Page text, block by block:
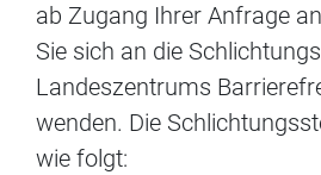
ab Zugang Ihrer Anfrage
Sie sich an die
Landeszentrums
wenden. Die
wie folgt: